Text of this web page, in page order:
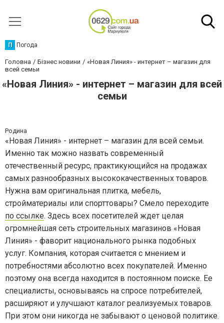
П Погода
Головна Бізнес новини
«Новая Линия» - интернет – магазин для
всей семьи
«Новая Линия» - интернет – магазин для всей
семьи
Родина
«Новая Линия» - интернет – магазин для всей семьи.
Именно так можно назвать современный
отечественный ресурс, практикующийся на продажах
самых разнообразных высококачественных товаров.
Нужна вам оригинальная плитка, мебель,
стройматериалы или спорттовары? Смело переходите
по ссылке. Здесь всех посетителей ждет целая
огромнейшая сеть строительных магазинов «Новая
Линия» - фаворит национального рынка подобных
услуг. Компания, которая считается с мнением и
потребностями абсолютно всех покупателей. Именно
поэтому она всегда находится в постоянном поиске. Ее
специалисты, основываясь на спросе потребителей,
расширяют и улучшают каталог реализуемых товаров.
При этом они никогда не забывают о ценовой политике.